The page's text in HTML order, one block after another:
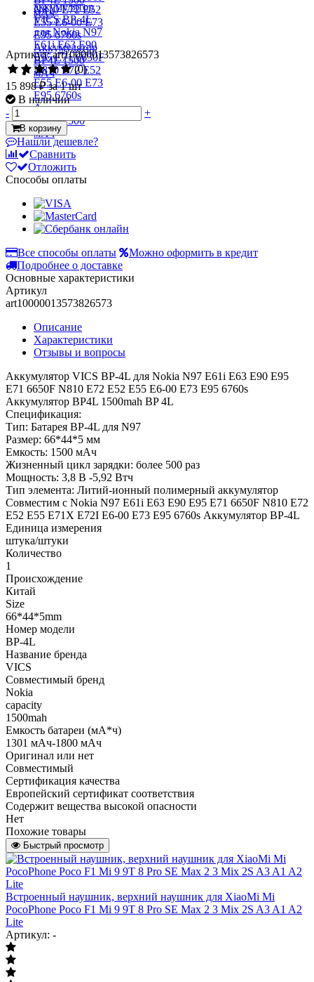
Артикул: art10000013573826573
(0)
15 898 ₽за 1 шт
В наличии
-
+
В корзину
Нашли дешевле?
Сравнить
Отложить
Способы оплаты
Все способы оплаты
Можно оформить в кредит
Подробнее о доставке
Основные характеристики
Артикул
art10000013573826573
Описание
Характеристики
Отзывы и вопросы
Аккумулятор VICS BP-4L для Nokia N97 E61i E63 E90 E95
E71 6650F N810 E72 E52 E55 E6-00 E73 E95 6760s
Аккумулятор BP4L 1500mah BP 4L
Спецификация:
Тип: Батарея BP-4L для N97
Размер: 66*44*5 мм
Емкость: 1500 мАч
Жизненный цикл зарядки: более 500 раз
Мощность: 3,8 В -5,92 Втч
Тип элемента: Литий-ионный полимерный аккумулятор
Совместим с Nokia N97 E61i E63 E90 E95 E71 6650F N810 E72
E52 E55 E71X E72I E6-00 E73 E95 6760s Аккумулятор BP-4L
Единица измерения
штука/штуки
Количество
1
Происхождение
Китай
Size
66*44*5mm
Номер модели
BP-4L
Название бренда
VICS
Совместимый бренд
Nokia
capacity
1500mah
Емкость батареи (мА*ч)
1301 мАч-1800 мАч
Оригинал или нет
Совместимый
Сертификация качества
Европейский сертификат соответствия
Содержит вещества высокой опасности
Нет
Похожие товары
Быстрый просмотр
Встроенный наушник, верхний наушник для XiaoMi Mi
PocoPhone Poco F1 Mi 9 9T 8 Pro SE Max 2 3 Mix 2S A3 A1 A2
Lite
Артикул: -